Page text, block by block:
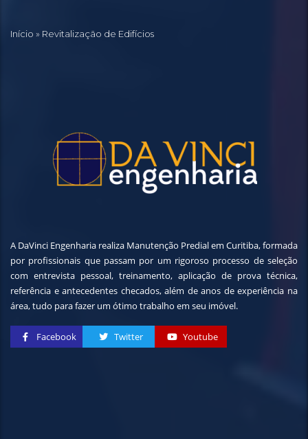
Início » Revitalização de Edifícios
A DaVinci Engenharia realiza Manutenção Predial em Curitiba, formada
por profissionais que passam por um rigoroso processo de seleção
com entrevista pessoal, treinamento, aplicação de prova técnica,
referência e antecedentes checados, além de anos de experiência na
área, tudo para fazer um ótimo trabalho em seu imóvel.
Facebook Twitter Youtube